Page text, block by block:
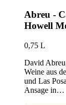
Abreu -
Howell
0,75 L
David
Weine aus
und Las
Ansage in…